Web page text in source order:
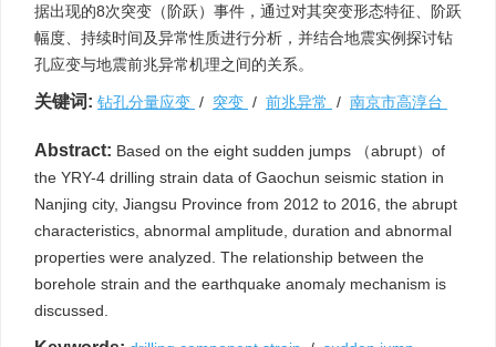
据出现的8次突变（阶跃）事件，通过对其突变形态特征、阶跃
幅度、持续时间及异常性质进行分析，并结合地震实例探讨钻
孔应变与地震前兆异常机理之间的关系。
关键词: 钻孔分量应变 / 突变 / 前兆异常 / 南京市高淳台
Abstract: Based on the eight sudden jumps （abrupt）of
the YRY-4 drilling strain data of Gaochun seismic station in
Nanjing city, Jiangsu Province from 2012 to 2016, the abrupt
characteristics, abnormal amplitude, duration and abnormal
properties were analyzed. The relationship between the
borehole strain and the earthquake anomaly mechanism is
discussed.